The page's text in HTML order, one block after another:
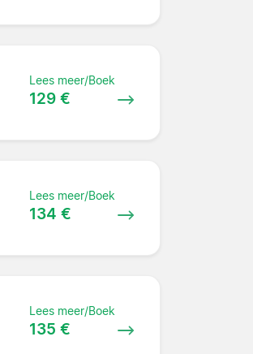
Lees meer/Boek
129 €
Lees meer/Boek
134 €
Lees meer/Boek
135 €